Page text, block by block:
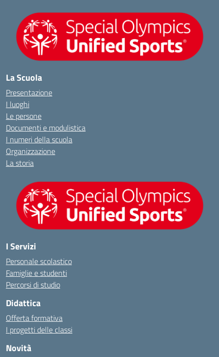
La Scuola
Presentazione
I luoghi
Le persone
Documenti e modulistica
I numeri della scuola
Organizzazione
La storia
I Servizi
Personale scolastico
Famiglie e studenti
Percorsi di studio
Didattica
Offerta formativa
I progetti delle classi
Novità